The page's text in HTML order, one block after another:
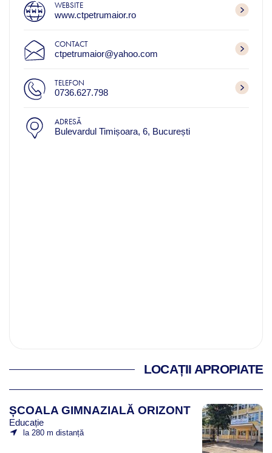
WEBSITE
www.ctpetrumaior.ro
CONTACT
ctpetrumaior@yahoo.com
TELEFON
0736.627.798
ADRESĂ
Bulevardul Timișoara, 6, București
LOCAȚII APROPIATE
ȘCOALA GIMNAZIALĂ ORIZONT
Educație
la 280 m distanță